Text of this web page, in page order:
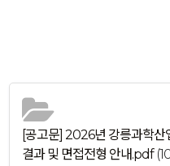
[공고문] 2026년 강릉과학산
결과 및 면접전형 안내.pdf